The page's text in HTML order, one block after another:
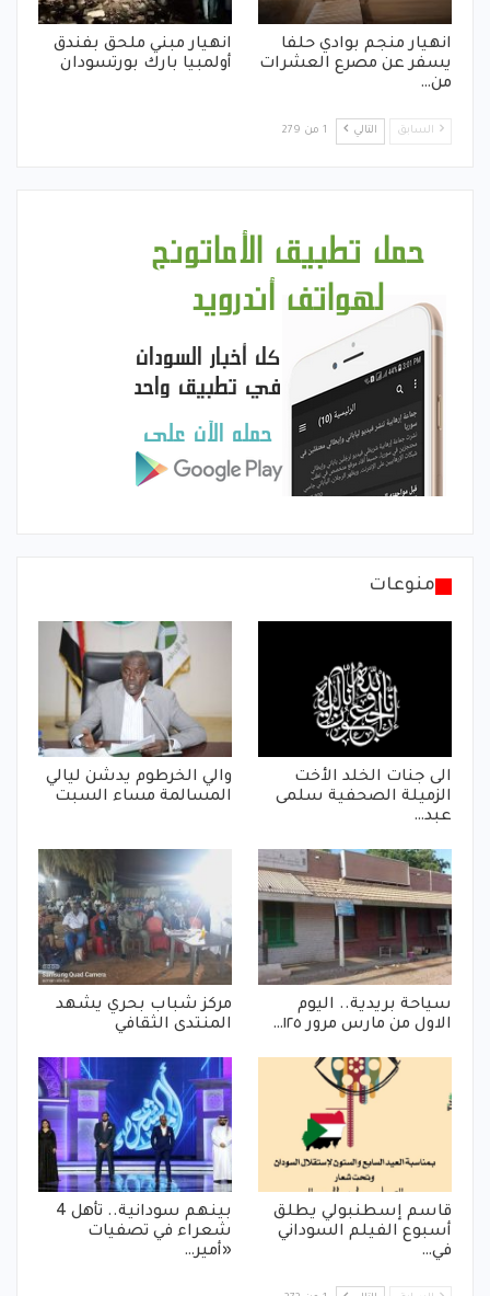
انهيار منجم بوادي حلفا
يسفر عن مصرع العشرات
من…
انهيار مبني ملحق بفندق
أولمبيا بارك بورتسودان
السابق التالي 1 من 279
منوعات
الى جنات الخلد الأخت
الزميلة الصحفية سلمى
عبد…
والي الخرطوم يدشن ليالي
المسالمة مساء السبت
سياحة بريدية.. اليوم
الاول من مارس مرور ١٢٥…
مركز شباب بحري يشهد
المنتدى الثقافي
قاسم إسطنبولي يطلق
أسبوع الفيلم السوداني
في…
بينهم سودانية.. تأهل 4
شعراء في تصفيات
«أمير…